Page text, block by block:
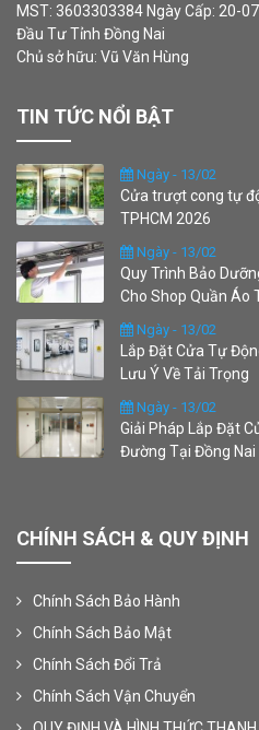
MST: 3603303384 Ngày Cấp: 20-
Đầu Tư Tỉnh Đồng Nai
Chủ sở hữu: Vũ Văn Hùng
TIN TỨC NỔI BẬT
Ngày - 13/02
Cửa trượt cong tự
TPHCM 2026
Ngày - 13/02
Quy Trình Bảo
Cho Shop Quần Áo
Ngày - 13/02
Lắp Đặt Cửa Tự
Lưu Ý Về Tải Trọng
Ngày - 13/02
Giải Pháp Lắp Đặt
Đường Tại Đồng Nai
CHÍNH SÁCH & QUY ĐỊNH
Chính Sách Bảo Hành
Chính Sách Bảo Mật
Chính Sách Đổi Trả
Chính Sách Vận Chuyển